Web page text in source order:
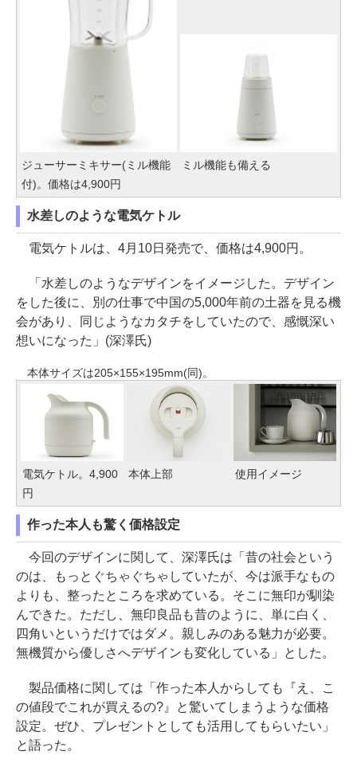
ジューサーミキサー(ミル機能
付)。価格は4,900円
ミル機能も備える
水差しのような電気ケトル
電気ケトルは、4月10日発売で、価格は4,900円。
「水差しのようなデザインをイメージした。デザイン
をした後に、別の仕事で中国の5,000年前の土器を見る機
会があり、同じようなカタチをしていたので、感慨深い
想いになった」(深澤氏)
本体サイズは205×155×195mm(同)。
電気ケトル。4,900
円
本体上部 使用イメージ
作った本人も驚く価格設定
今回のデザインに関して、深澤氏は「昔の社会という
のは、もっとぐちゃぐちゃしていたが、今は派手なもの
よりも、整ったところを求めている。そこに無印が馴染
んできた。ただし、無印良品も昔のように、単に白く、
四角いというだけではダメ。親しみのある魅力が必要。
無機質から優しさへデザインも変化している」とした。
製品価格に関しては「作った本人からしても『え、こ
の値段でこれが買えるの?』と驚いてしまうような価格
設定。ぜひ、プレゼントとしても活用してもらいたい」
と語った。